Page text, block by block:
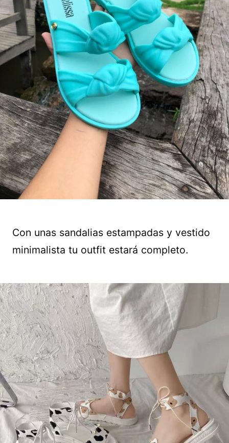
Con unas sandalias estampadas y vestido
minimalista tu outfit estará completo.